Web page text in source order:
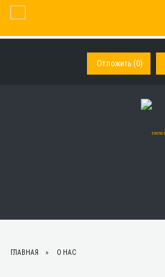
Отложить (0)
Toggle Navigation
ГЛАВНАЯ О НАС